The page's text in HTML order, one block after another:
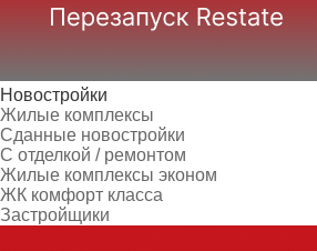
Новостройки
Жилые комплексы
Сданные новостройки
С отделкой / ремонтом
Жилые комплексы эконом
ЖК комфорт класса
Застройщики